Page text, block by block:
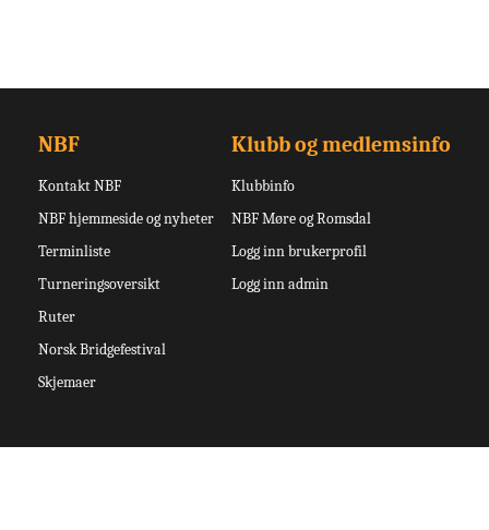
NBF
Kontakt NBF
NBF hjemmeside og nyheter
Terminliste
Turneringsoversikt
Ruter
Norsk Bridgefestival
Skjemaer
Klubb og medlemsinfo
Klubbinfo
NBF Møre og Romsdal
Logg inn brukerprofil
Logg inn admin